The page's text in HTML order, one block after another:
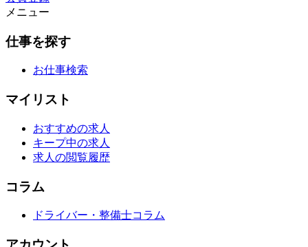
メニュー
仕事を探す
お仕事検索
マイリスト
おすすめの求人
キープ中の求人
求人の閲覧履歴
コラム
ドライバー・整備士コラム